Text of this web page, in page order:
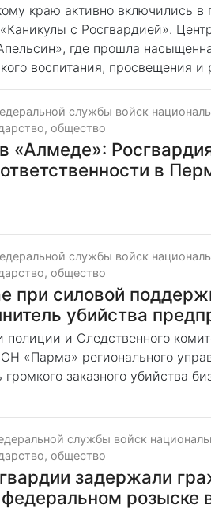
краю активно включились
с Росгвардией».
где прошла
воспитания, просвещения и
службы войск
общество
«Алмеде»:
в
службы войск
общество
при силовой
убийства
и Следственного
«Парма» регионального
заказного убийства
службы войск
общество
задержали
розыске